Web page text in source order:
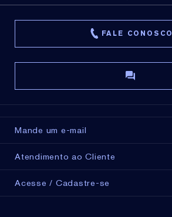
FALE CONOSCO
Mande um e-mail
Atendimento ao Cliente
Acesse / Cadastre-se